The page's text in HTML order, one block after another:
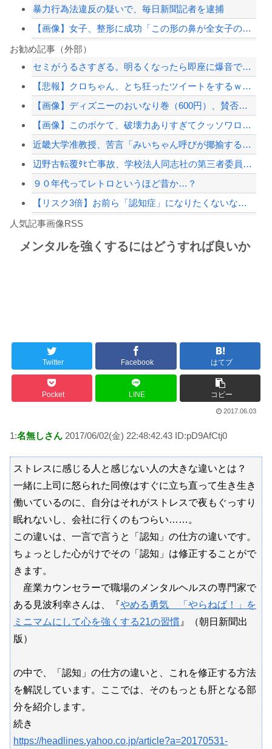
暴力行為法違反の疑いで、毎日新聞記者を逮捕
【画像】女子、整形に成功「この形の鼻が全女子の理想だと思う」⇒
暴力行為法違反の疑いで、毎日新聞記者を逮捕
【衝撃】中国製ルーター20機種にバックドア発見！ ネットに繋ぐだけで35秒ごとに...
セミがうるさすぎる。明るくなったら即座に爆音で鳴き出して毎日朝4時に叩き起こしに...
【悲報】嫁に15年間嘘つかれてて心が壊れてるから相手してくれ
【配信者】「金バエ」のSNS更新が1週間途絶え、様々な憶測が飛び交う。1週間ぶり...
【緊急速報】NYで警官が黒人男性の首を絞め、暴動第二波不可避へ
Powered by livedoor 相互RSS
お勧め記事（外部）
セミがうるさすぎる。明るくなったら即座に爆音で鳴き出して毎日朝4時に叩き起こしに...
【悲報】クロちゃん、とち狂ったツイートをするｗｗｗｗｗｗｗｗｗｗｗ
【画像】ディズニーのおいなり巻（600円）、賛否両論ｗｗｗｗｗｗｗｗｗ
【画像】このボケて、破壊力ありすぎてクッソワロタｗｗｗｗｗｗｗｗｗ
近畿大学准教授、苦言「みいちゃん呼びが揶揄する言葉として使われ、当事者から具体的...
辺野古転覆ﾀﾋ亡事故、学校法人同志社の第三者委員会が調査報告書を公表 … 安全配...
９０年代ってレトロというほど昔か…？
【リスク3倍】お前ら「認知症」になりたくないなら酒をやめろ
白石「あ、あきら様……？」あきら「……白石」
Powered by livedoor 相互RSS
人気記事画像RSS
メンタルを強くするにはどうすれば良いか
Twitter Facebook はてブ
Pocket LINE コピー
2017.06.03
1:名無しさん 2017/06/02(金) 22:48:42.43 ID:pD9AfCtj0
ストレスに感じる人と感じない人の大きな違いとは？
一緒に上司に怒られた同僚はすぐに立ち直って生き生き
働いているのに、自分はそれがストレスで夜もぐっすり
眠れないし、会社に行くのもつらい……。
この違いは、一言で言うと「認知」の仕方の違いです。
ちょっとした心がけでその「認知」は修正することがで
きます。
産業カウンセラーで職場のメンタルヘルスの専門家で
ある見波利幸さんは、『やめる勇気 「やらねば！」を
ミニマムにして心を強くする21の習慣 』（朝日新聞出
版）
の中で、「認知」の仕方の違いと、これを修正する方法
を解説しています。ここでは、そのもっとも肝となる部
分を紹介します。
続き
https://headlines.yahoo.co.jp/article?a=20170531-